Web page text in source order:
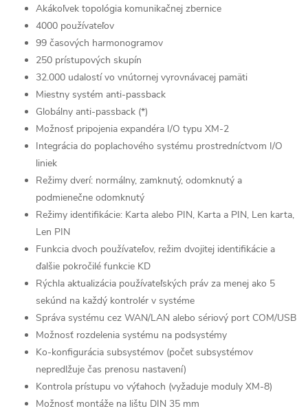
Akákoľvek topológia komunikačnej zbernice
4000 používateľov
99 časových harmonogramov
250 prístupových skupín
32.000 udalostí vo vnútornej vyrovnávacej pamäti
Miestny systém anti-passback
Globálny anti-passback (*)
Možnosť pripojenia expandéra I/O typu XM-2
Integrácia do poplachového systému prostredníctvom I/O
liniek
Režimy dverí: normálny, zamknutý, odomknutý a
podmienečne odomknutý
Režimy identifikácie: Karta alebo PIN, Karta a PIN, Len karta,
Len PIN
Funkcia dvoch používateľov, režim dvojitej identifikácie a
ďalšie pokročilé funkcie KD
Rýchla aktualizácia používateľských práv za menej ako 5
sekúnd na každý kontrolér v systéme
Správa systému cez WAN/LAN alebo sériový port COM/USB
Možnosť rozdelenia systému na podsystémy
Ko-konfigurácia subsystémov (počet subsystémov
nepredlžuje čas prenosu nastavení)
Kontrola prístupu vo výťahoch (vyžaduje moduly XM-8)
Možnosť montáže na lištu DIN 35 mm